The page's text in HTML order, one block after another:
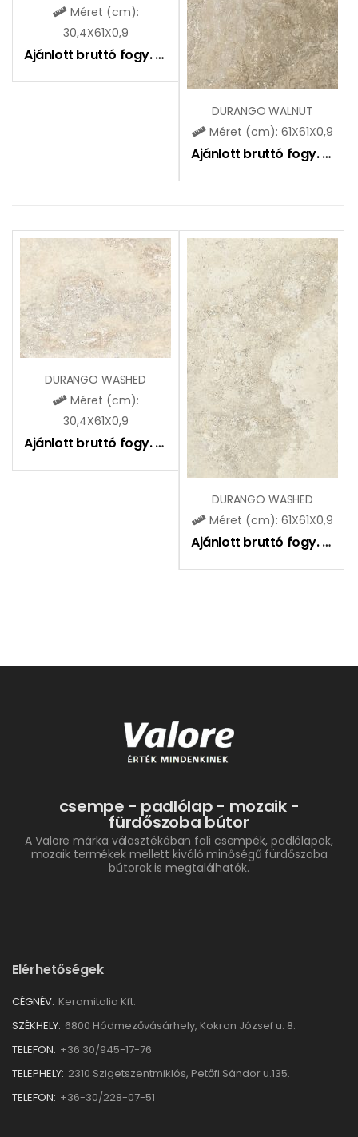
Méret (cm):
30,4X61X0,9
Ajánlott bruttó fogy. ár: 8990 Ft
DURANGO WALNUT
Méret (cm): 61X61X0,9
Ajánlott bruttó fogy. ár:
DURANGO WASHED
Méret (cm):
30,4X61X0,9
Ajánlott bruttó fogy. ár: 8990Ft
DURANGO WASHED
Méret (cm): 61X61X0,9
Ajánlott bruttó fogy. ár:
csempe - padlólap - mozaik -
fürdőszoba bútor
A Valore márka választékában fali csempék, padlólapok,
mozaik termékek mellett kiváló minőségű fürdőszoba
bútorok is megtalálhatók.
Elérhetőségek
CÉGNÉV: Keramitalia Kft.
SZÉKHELY: 6800 Hódmezővásárhely, Kokron József u. 8.
TELEFON: +36 30/945-17-76
TELEPHELY: 2310 Szigetszentmiklós, Petőfi Sándor u.135.
TELEFON: +36-30/228-07-51